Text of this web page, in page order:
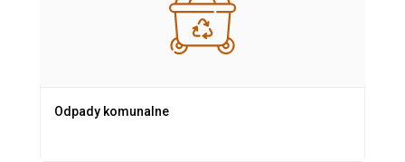
Odpady komunalne